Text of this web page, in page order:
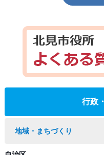
行政
地域・まちづくり